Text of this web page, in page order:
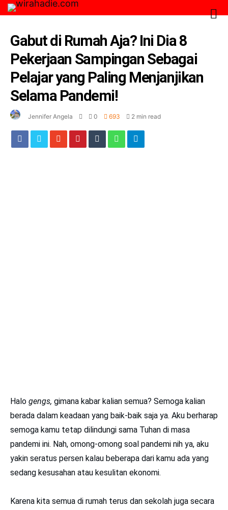
Gabut di Rumah Aja? Ini Dia 8
Pekerjaan Sampingan Sebagai
Pelajar yang Paling Menjanjikan
Selama Pandemi!
Jennifer Angela 0 693 2 min read
Halo gengs, gimana kabar kalian semua? Semoga kalian
berada dalam keadaan yang baik-baik saja ya. Aku berharap
semoga kamu tetap dilindungi sama Tuhan di masa
pandemi ini. Nah, omong-omong soal pandemi nih ya, aku
yakin seratus persen kalau beberapa dari kamu ada yang
sedang kesusahan atau kesulitan ekonomi.
Karena kita semua di rumah terus dan sekolah juga secara